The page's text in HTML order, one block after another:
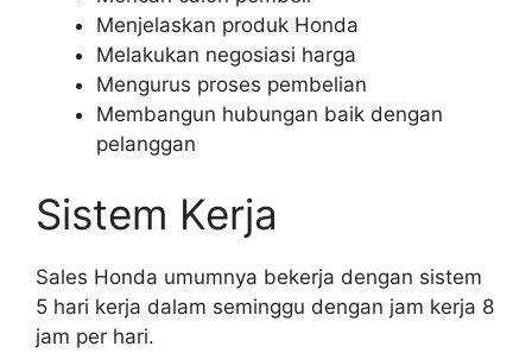
Menjelaskan produk Honda
Melakukan negosiasi harga
Mengurus proses pembelian
Membangun hubungan baik dengan
pelanggan
Sistem Kerja
Sales Honda umumnya bekerja dengan sistem
5 hari kerja dalam seminggu dengan jam kerja 8
jam per hari.